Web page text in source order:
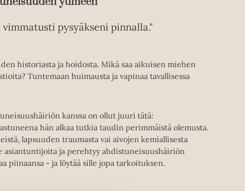
pysyäkseni pinnalla."
historiasta ja hoidosta. Mikä saa aikuisen miehen
Tuntemaan huimausta ja vapinaa tavallisessa
kanssa on ollut juuri tätä:
hän alkaa tutkia taudin perimmäistä olemusta.
lapsuuden traumasta vai aivojen kemiallisesta
asiantuntijoita ja perehtyy ahdistuneisuushäiriön
piinaansa - ja löytää sille jopa tarkoituksen.